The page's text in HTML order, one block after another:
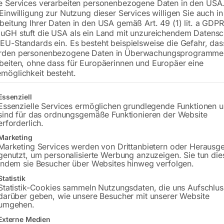
€54,00
inkl. MwSt. zzgl.Versandkosten
Lieferzeit:ca. 5 - 10 Werktage
Versandkosten Standard (Österreich):
Sie haben
Gerne
Anfrageformular
Services verarbeiten personenbezogene Daten in den
zur Nutzung dieser Services willigen Sie auch
Ihrer Daten in den USA gemäß Art. 49 (1) lit. a
stuft die USA als ein Land mit unzureichendem
Standards ein. Es besteht beispielsweise die Gefahr,
personenbezogene Daten in
ohne dass für Europäerinnen und Europäer eine
besteht.
eine Liste der Service-Gruppen, für die eine Einwilligung erteilt
Services ermöglichen grundlegende Funktionen
für das ordnungsgemäße Funktionieren der Website
Services werden von Drittanbietern oder
um personalisierte Werbung anzuzeigen. Sie tun
sie Besucher über Websites hinweg verfolgen.
Cookies sammeln Nutzungsdaten, die uns
geben, wie unsere Besucher mit unserer Website
Medien